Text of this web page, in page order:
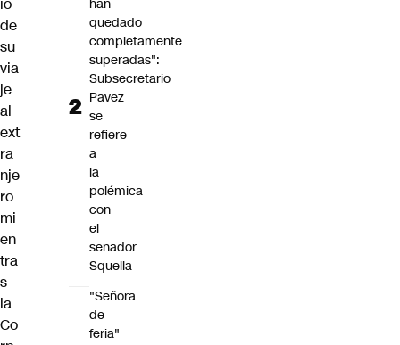
de
su
via
je
al
ext
ra
nje
ro
mi
en
tra
s
la
Co
han
quedado
completamente
superadas":
Subsecretario
Pavez
se
refiere
a
la
polémica
con
el
senador
Squella
"Señora
de
feria"